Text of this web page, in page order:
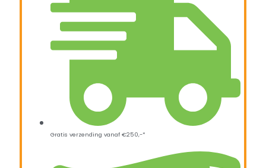
Gratis verzending vanaf €250,-*